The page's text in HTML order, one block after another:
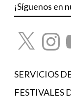
¡Síguenos en
X
SERVICIOS
FESTIVALES